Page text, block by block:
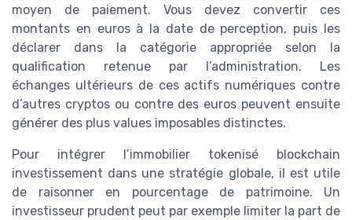
moyen de paiement. Vous devez convertir ces
montants en euros à la date de perception, puis les
déclarer dans la catégorie appropriée selon la
qualification retenue par l’administration. Les
échanges ultérieurs de ces actifs numériques contre
d’autres cryptos ou contre des euros peuvent ensuite
générer des plus values imposables distinctes.
Pour intégrer l’immobilier tokenisé blockchain
investissement dans une stratégie globale, il est utile
de raisonner en pourcentage de patrimoine. Un
investisseur prudent peut par exemple limiter la part de